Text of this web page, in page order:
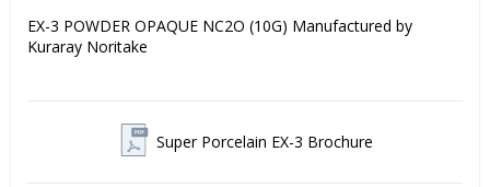
EX-3 POWDER OPAQUE NC2O (10G) Manufactured by
Kuraray Noritake
Super Porcelain EX-3 Brochure